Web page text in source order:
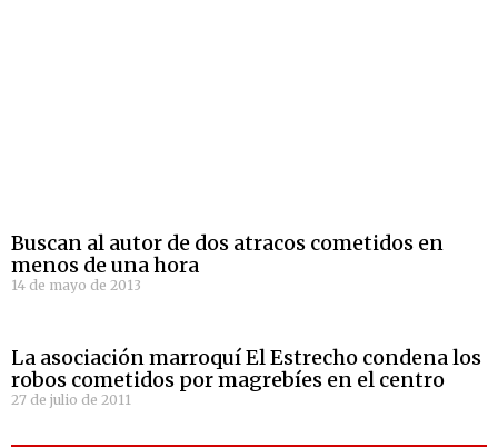
Buscan al autor de dos atracos cometidos en
menos de una hora
14 de mayo de 2013
La asociación marroquí El Estrecho condena los
robos cometidos por magrebíes en el centro
27 de julio de 2011